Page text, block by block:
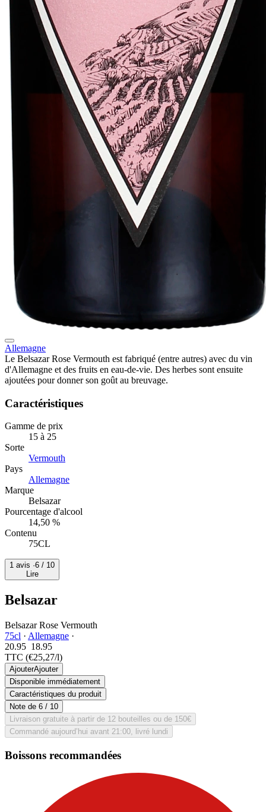
Allemagne
Le Belsazar Rose Vermouth est fabriqué (entre autres) avec du vin
d'Allemagne et des fruits en eau-de-vie. Des herbes sont ensuite
ajoutées pour donner son goût au breuvage.
Caractéristiques
Gamme de prix
15 à 25
Sorte
Vermouth
Pays
Allemagne
Marque
Belsazar
Pourcentage d'alcool
14,50 %
Contenu
75CL
1 avis ·6 / 10
Lire
Belsazar
Belsazar Rose Vermouth
75cl · Allemagne ·
20.95 18.95
TTC (€25,27/l)
AjouterAjouter
Disponible immédiatement
Caractéristiques du produit
Note de 6 / 10
Livraison gratuite à partir de 12 bouteilles ou de 150€
Commandé aujourd’hui avant 21:00, livré lundi
Boissons recommandées